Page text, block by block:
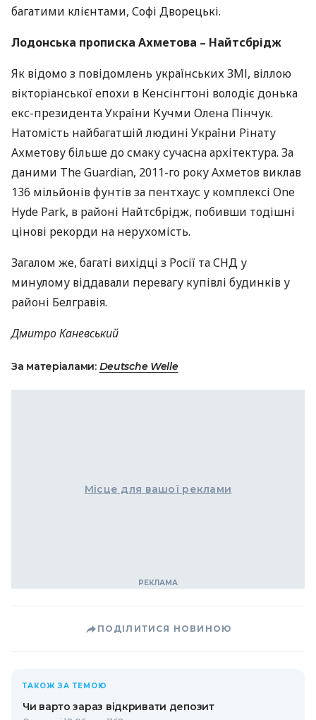
багатими клієнтами, Софі Дворецькі.
Лодонська прописка Ахметова – Найтсбрідж
Як відомо з повідомлень українськихЗМІ, віллою
вікторіанської епохи в Кенсінгтоні володіє донька
екс-президента України Кучми Олена Пінчук.
Натомість найбагатшій людині України Рінату
Ахметову більше до смаку сучасна архітектура. За
даними The Guardіan, 2011-го року Ахметов виклав
136 мільйонів фунтів за пентхаус у комплексі One
Hyde Park, в районі Найтсбрідж, побивши тодішні
цінові рекорди на нерухомість.
Загалом же, багаті вихідці з Росії таСНД у
минулому віддавали перевагу купівлі будинків у
районі Белгравія.
Дмитро Каневський
За матеріалами: Deutsche Welle
Місце для вашої реклами
ПОДІЛИТИСЯ НОВИНОЮ
ТАКОЖ ЗА ТЕМОЮ
Чи варто зараз відкривати депозит